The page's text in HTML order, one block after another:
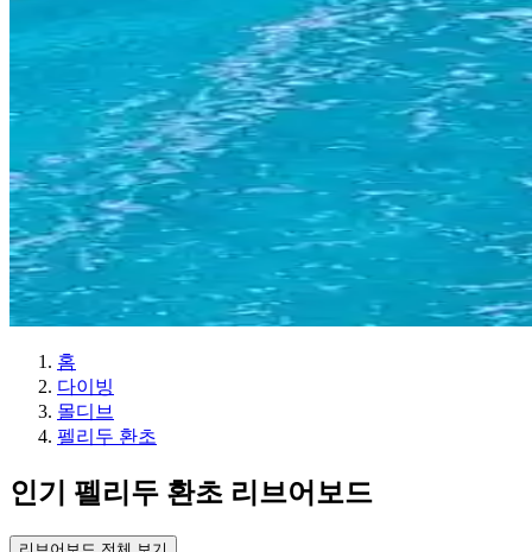
홈
다이빙
몰디브
펠리두 환초
인기 펠리두 환초 리브어보드